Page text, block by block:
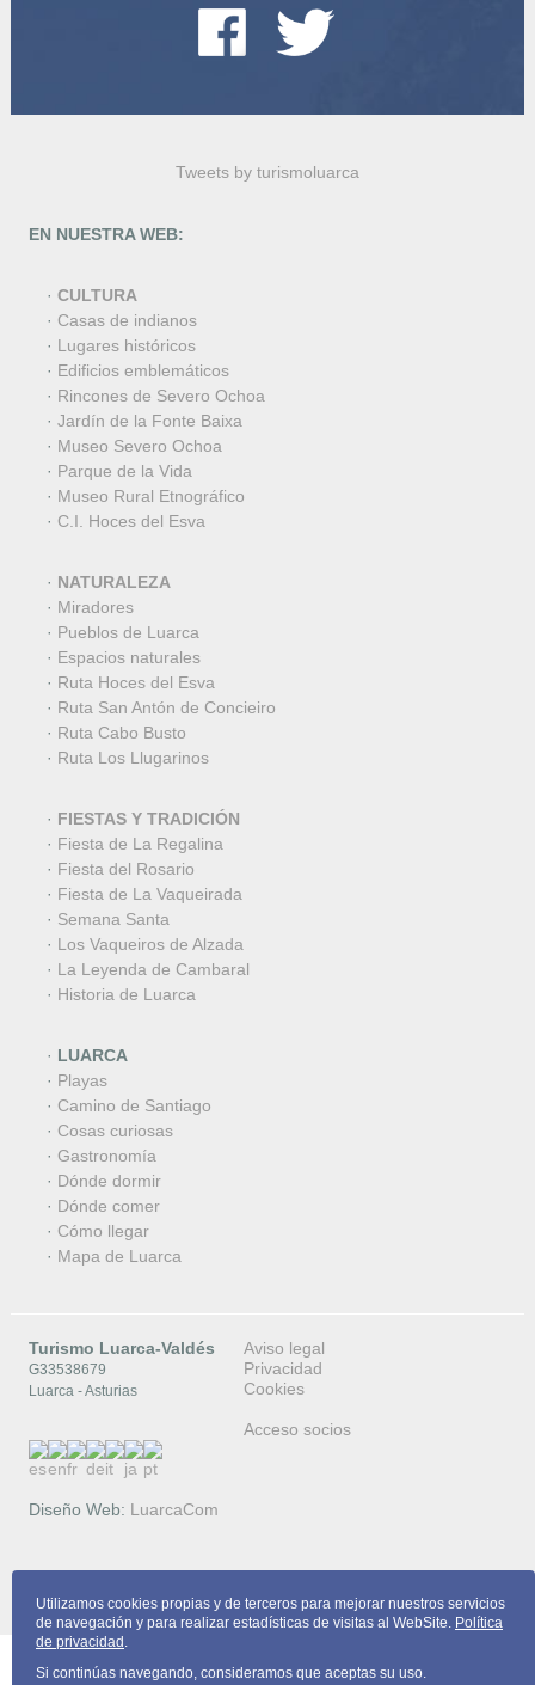
Tweets by turismoluarca
EN NUESTRA WEB:
· CULTURA
· Casas de indianos
· Lugares históricos
· Edificios emblemáticos
· Rincones de Severo Ochoa
· Jardín de la Fonte Baixa
· Museo Severo Ochoa
· Parque de la Vida
· Museo Rural Etnográfico
· C.I. Hoces del Esva
· NATURALEZA
· Miradores
· Pueblos de Luarca
· Espacios naturales
· Ruta Hoces del Esva
· Ruta San Antón de Concieiro
· Ruta Cabo Busto
· Ruta Los Llugarinos
· FIESTAS Y TRADICIÓN
· Fiesta de La Regalina
· Fiesta del Rosario
· Fiesta de La Vaqueirada
· Semana Santa
· Los Vaqueiros de Alzada
· La Leyenda de Cambaral
· Historia de Luarca
· LUARCA
· Playas
· Camino de Santiago
· Cosas curiosas
· Gastronomía
· Dónde dormir
· Dónde comer
· Cómo llegar
· Mapa de Luarca
Turismo Luarca-Valdés
G33538679
Luarca - Asturias
Aviso legal
Privacidad
Cookies
Acceso socios
Diseño Web: LuarcaCom
Copyright © 2026 Turismo Luarca-Valdés
Utilizamos cookies propias y de terceros para mejorar nuestros servicios
de navegación y para realizar estadísticas de visitas al WebSite. Política
de privacidad .
Si continúas navegando, consideramos que aceptas su uso.